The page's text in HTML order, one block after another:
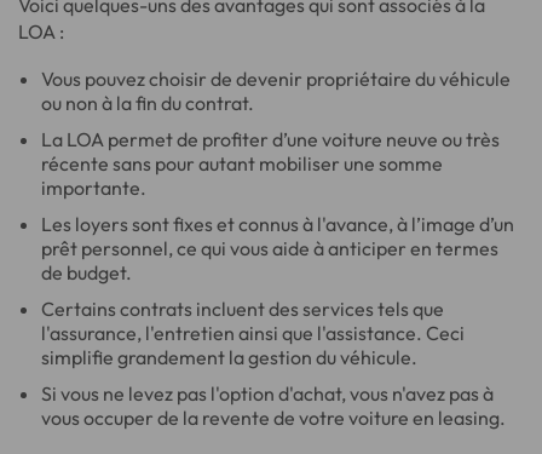
Voici quelques-uns des avantages qui sont associés à la
LOA :
Vous pouvez choisir de devenir propriétaire du véhicule
ou non à la fin du contrat.
La LOA permet de profiter d’une voiture neuve ou très
récente sans pour autant mobiliser une somme
importante.
Les loyers sont fixes et connus à l'avance, à l’image d’un
prêt personnel, ce qui vous aide à anticiper en termes
de budget.
Certains contrats incluent des services tels que
l'assurance, l'entretien ainsi que l'assistance. Ceci
simplifie grandement la gestion du véhicule.
Si vous ne levez pas l'option d'achat, vous n'avez pas à
vous occuper de la revente de votre voiture en leasing.